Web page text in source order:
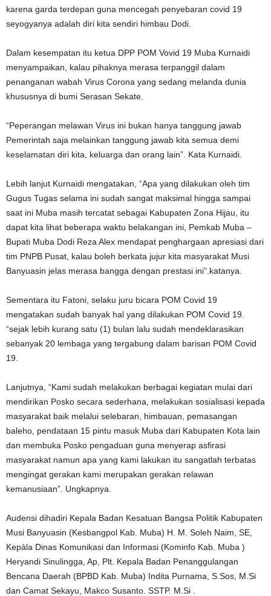
karena garda terdepan guna mencegah penyebaran covid 19
seyogyanya adalah diri kita sendiri himbau Dodi.
Dalam kesempatan itu ketua DPP POM Vovid 19 Muba Kurnaidi
menyampaikan, kalau pihaknya merasa terpanggil dalam
penanganan wabah Virus Corona yang sedang melanda dunia
khususnya di bumi Serasan Sekate.
“Peperangan melawan Virus ini bukan hanya tanggung jawab
Pemerintah saja melainkan tanggung jawab kita semua demi
keselamatan diri kita, keluarga dan orang lain”. Kata Kurnaidi.
Lebih lanjut Kurnaidi mengatakan, “Apa yang dilakukan oleh tim
Gugus Tugas selama ini sudah sangat maksimal hingga sampai
saat ini Muba masih tercatat sebagai Kabupaten Zona Hijau, itu
dapat kita lihat beberapa waktu belakangan ini, Pemkab Muba –
Bupati Muba Dodi Reza Alex mendapat penghargaan apresiasi dari
tim PNPB Pusat, kalau boleh berkata jujur kita masyarakat Musi
Banyuasin jelas merasa bangga dengan prestasi ini”.katanya.
Sementara itu Fatoni, selaku juru bicara POM Covid 19
mengatakan sudah banyak hal yang dilakukan POM Covid 19.
“sejak lebih kurang satu (1) bulan lalu sudah mendeklarasikan
sebanyak 20 lembaga yang tergabung dalam barisan POM Covid
19.
Lanjutnya, “Kami sudah melakukan berbagai kegiatan mulai dari
mendirikan Posko secara sederhana, melakukan sosialisasi kepada
masyarakat baik melalui selebaran, himbauan, pemasangan
baleho, pendataan 15 pintu masuk Muba dari Kabupaten Kota lain
dan membuka Posko pengaduan guna menyerap asfirasi
masyarakat namun apa yang kami lakukan itu sangatlah terbatas
mengingat gerakan kami merupakan gerakan relawan
kemanusiaan”. Ungkapnya.
Audensi dihadiri Kepala Badan Kesatuan Bangsa Politik Kabupaten
Musi Banyuasin (Kesbangpol Kab. Muba) H. M. Soleh Naim, SE,
Kepàla Dinas Komunikasi dan Informasi (Kominfo Kab. Muba )
Heryandi Sinulingga, Ap, Plt. Kepala Badan Penanggulangan
Bencana Daerah (BPBD Kab. Muba) Indita Purnama, S.Sos, M.Si
dan Camat Sekayu, Makco Susanto. SSTP. M.Si .